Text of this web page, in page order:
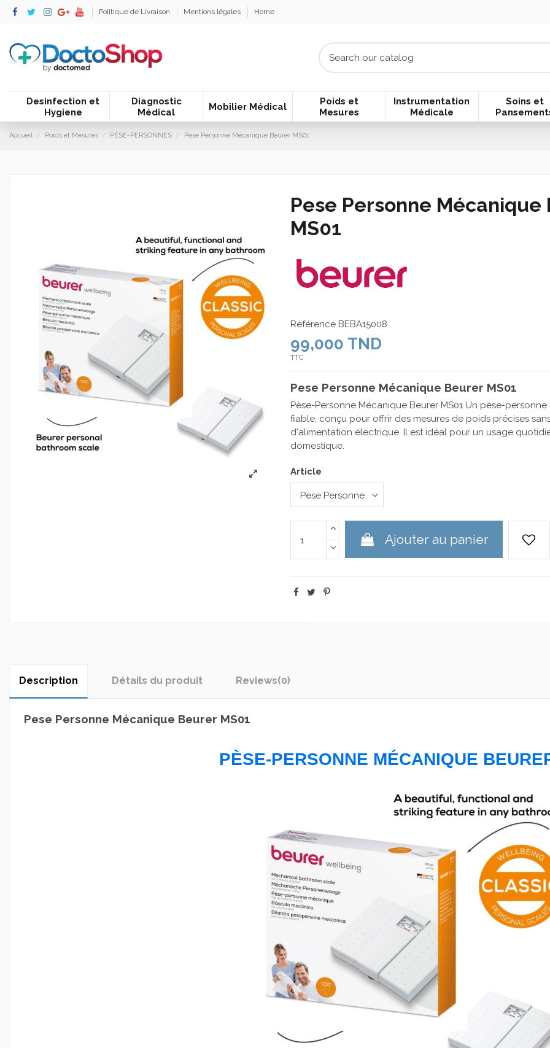
Politique de Livraison Mentions légales Home
Desinfection et
Hygiene
Diagnostic
Médical
Mobilier Médical
Poids et
Mesures
Instrumentation
Médicale
Soins et
Accueil Poids et Mesures PÈSE-PERSONNES Pese Personne Mécanique Beurer MS01
Pese Personne Mécanique
MS01
Référence BEBA15008
99,000 TND
TTC
Pese Personne Mécanique Beurer MS01
Pèse-Personne Mécanique Beurer MS01 Un pèse-
fiable, conçu pour offrir des mesures de poids précises
d'alimentation électrique. Il est idéal pour un usage
domestique.
Article
Ajouter au panier
Description Détails du produit Reviews(0)
Pese Personne Mécanique Beurer MS01
PÈSE-PERSONNE MÉCANIQUE